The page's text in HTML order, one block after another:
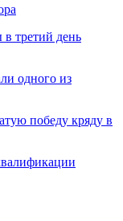
третий день
одного из
победу кряду в